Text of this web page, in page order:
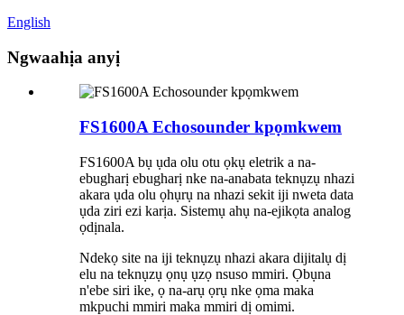
English
Ngwaahịa anyị
FS1600A Echosounder kpọmkwem
FS1600A bụ ụda olu otu ọkụ eletrik a na-
ebugharị ebugharị nke na-anabata teknụzụ nhazi
akara ụda olu ọhụrụ na nhazi sekit iji nweta data
ụda ziri ezi karịa. Sistemụ ahụ na-ejikọta analog
ọdịnala.
Ndekọ site na iji teknụzụ nhazi akara dijitalụ dị
elu na teknụzụ ọnụ ụzọ nsuso mmiri. Ọbụna
n'ebe siri ike, ọ na-arụ ọrụ nke ọma maka
mkpuchi mmiri maka mmiri dị omimi.